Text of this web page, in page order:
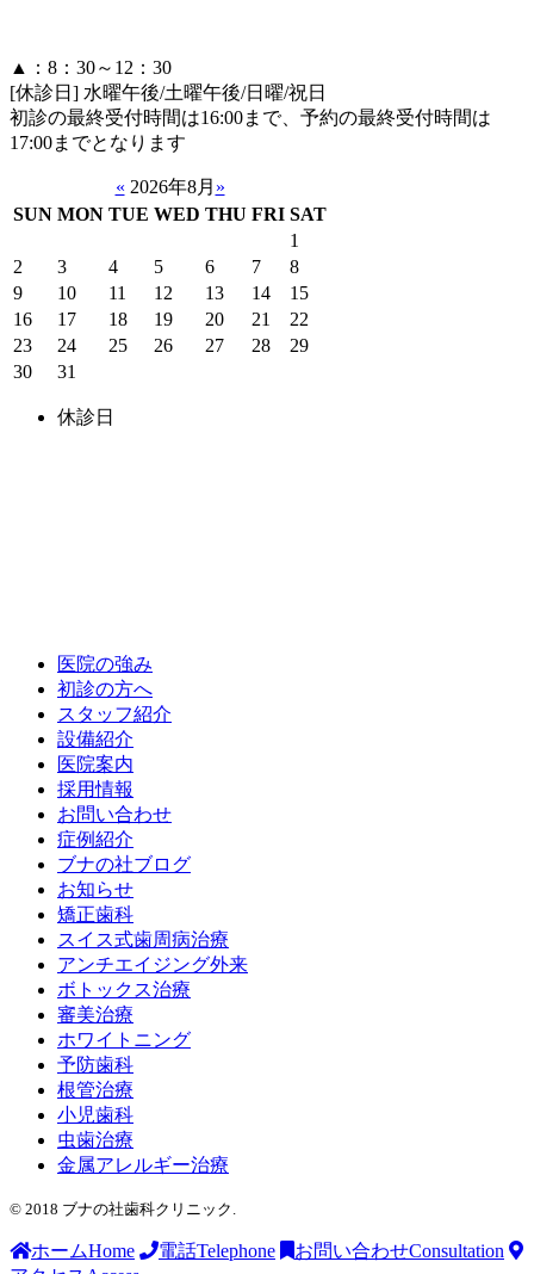
▲：8：30～12：30
[休診日] 水曜午後/土曜午後/日曜/祝日
初診の最終受付時間は16:00まで、予約の最終受付時間は
17:00までとなります
« 2026年8月 »
SUN MON TUE WED THU FRI SAT
1
2
3 4 5 6 7
8
9
10 11 12 13 14
15
16
17 18 19 20 21
22
23
24 25 26 27 28
29
30
31
休診日
医院の強み
初診の方へ
スタッフ紹介
設備紹介
医院案内
採用情報
お問い合わせ
症例紹介
ブナの社ブログ
お知らせ
矯正歯科
スイス式歯周病治療
アンチエイジング外来
ボトックス治療
審美治療
ホワイトニング
予防歯科
根管治療
小児歯科
虫歯治療
金属アレルギー治療
© 2018 ブナの社歯科クリニック.
ホームHome 電話Telephone お問い合わせConsultation